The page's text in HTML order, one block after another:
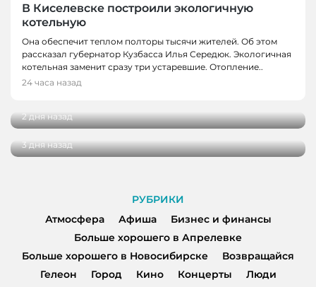
В Киселевске построили экологичную
котельную
Она обеспечит теплом полторы тысячи жителей. Об этом
рассказал губернатор Кузбасса Илья Середюк. Экологичная
котельная заменит сразу три устаревшие. Отопление..
24 часа назад
НОВОСТИ
В экоцентре заповедника «Кузнецкий
2 дня назад
НОВОСТИ
инфаркта
3 дня назад
РУБРИКИ
Атмосфера
Афиша
Бизнес и финансы
Больше хорошего в Апрелевке
Больше хорошего в Новосибирске
Возвращайся
Гелеон
Город Кино Концерты
Люди